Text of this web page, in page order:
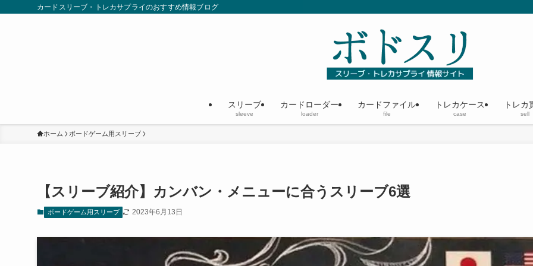
カードスリーブ・トレカサプライのおすすめ情報ブログ
スリーブ
sleeve
カードローダー
loader
カードファイル
file
トレカケース
case
トレカ
sell
ホーム ボードゲーム用スリーブ
【スリーブ紹介】カンバン・メニューに合うスリーブ6選
ボードゲーム用スリーブ 2023年6月13日